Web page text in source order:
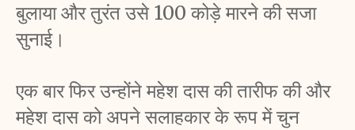
बुलाया और तुरंत उसे 100 कोड़े मारने की सजा
सुनाई।
एक बार फिर उन्होंने महेश दास की तारीफ की और
महेश दास को अपने सलाहकार के रूप में चुन